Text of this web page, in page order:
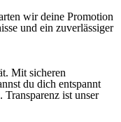
wir deine Promotion
und ein zuverlässiger
Mit sicheren
du dich entspannt
ist unser